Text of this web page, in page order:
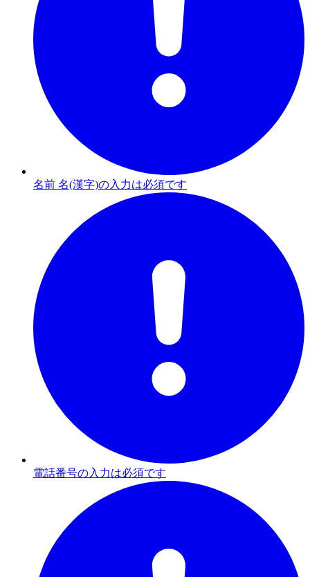
名前 名(漢字)の入力は必須です
電話番号の入力は必須です